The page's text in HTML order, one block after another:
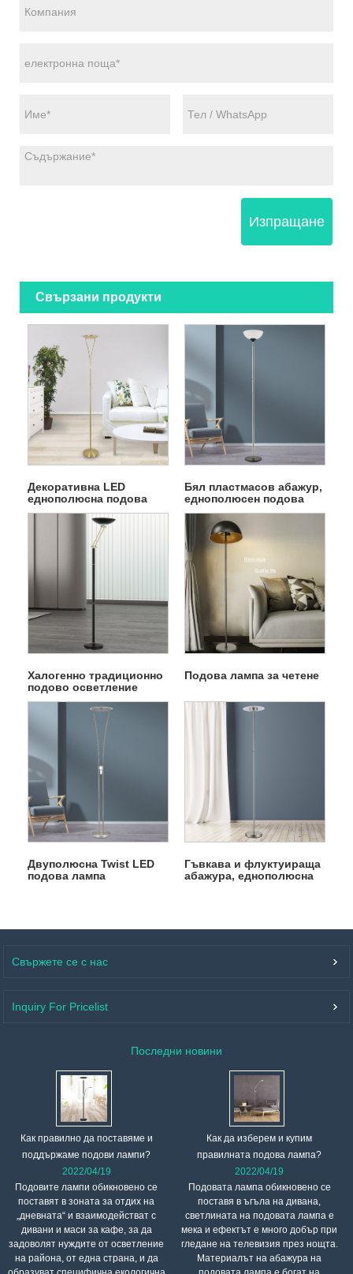
Изпращане
Свързани продукти
Декоративна LED
еднополюсна подова
лампа
Бял пластмасов абажур,
еднополюсен подова
лампа
Халогенно традиционно
подово осветление
Подова лампа за четене
Двуполюсна Twist LED
подова лампа
Гъвкава и флуктуираща
абажура, еднополюсна
Свържете се с нас
Inquiry For Pricelist
Последни новини
Как правилно да поставяме и
поддържаме подови лампи?
2022/04/19
Подовите лампи обикновено се
поставят в зоната за отдих на
„дневната“ и взаимодействат с
дивани и маси за кафе, за да
задоволят нуждите от осветление
на района, от една страна, и да
Как да изберем и купим
правилната подова лампа?
2022/04/19
Подовата лампа обикновено се
поставя в ъгъла на дивана,
светлината на подовата лампа е
мека и ефектът е много добър при
гледане на телевизия през нощта.
Материалът на абажура на